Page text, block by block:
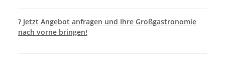
? Jetzt Angebot anfragen und Ihre Großgastronomie
nach vorne bringen!